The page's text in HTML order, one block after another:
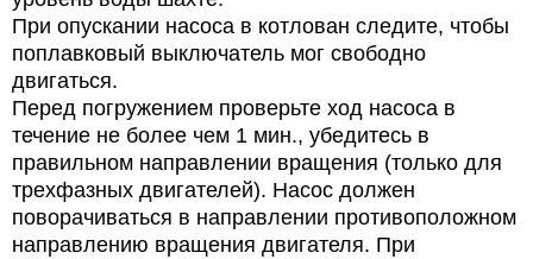
При опускании насоса в котлован следите, чтобы
поплавковый выключатель мог свободно
двигаться.
Перед погружением проверьте ход насоса в
течение не более чем 1 мин., убедитесь в
правильном направлении вращения (только для
трехфазных двигателей). Насос должен
поворачиваться в направлении противоположном
направлению вращения двигателя. При